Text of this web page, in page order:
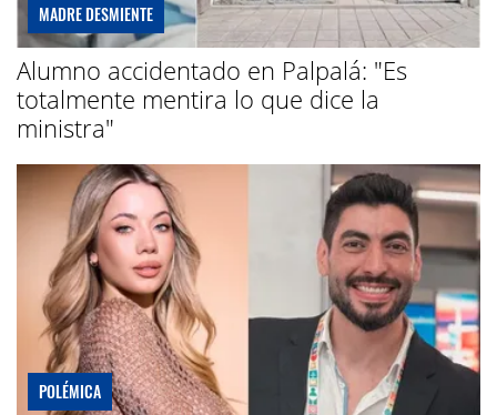
MADRE DESMIENTE
Alumno accidentado en Palpalá: "Es
totalmente mentira lo que dice la
ministra"
POLÉMICA